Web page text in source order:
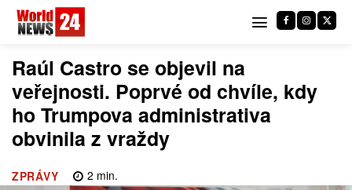
Raúl Castro se objevil na
veřejnosti. Poprvé od chvíle, kdy
ho Trumpova administrativa
obvinila z vraždy
ZPRÁVY 2 min.